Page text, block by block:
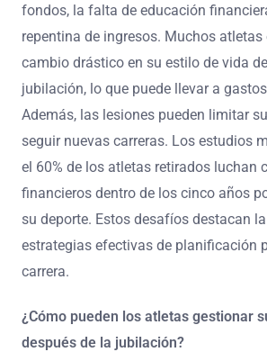
fondos, la falta de educación
repentina de ingresos. Muchos
cambio drástico en su estilo de vida
jubilación, lo que puede llevar a
Además, las lesiones pueden limitar
seguir nuevas carreras. Los estudios
el 60% de los atletas retirados luchan
financieros dentro de los cinco años
su deporte. Estos desafíos destacan
estrategias efectivas de planificación
carrera.
¿Cómo pueden los atletas gestionar
después de la jubilación?